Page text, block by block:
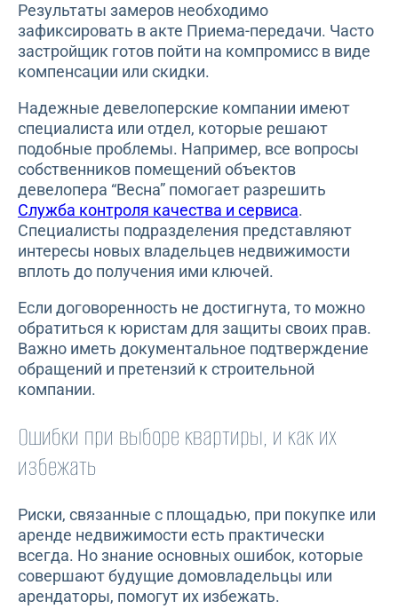
Результаты замеров необходимо
зафиксировать в акте Приема-передачи. Часто
застройщик готов пойти на компромисс в виде
компенсации или скидки.
Надежные девелоперские компании имеют
специалиста или отдел, которые решают
подобные проблемы. Например, все вопросы
собственников помещений объектов
девелопера “Весна” помогает разрешить
Служба контроля качества и сервиса.
Специалисты подразделения представляют
интересы новых владельцев недвижимости
вплоть до получения ими ключей.
Если договоренность не достигнута, то можно
обратиться к юристам для защиты своих прав.
Важно иметь документальное подтверждение
обращений и претензий к строительной
компании.
Ошибки при выборе квартиры, и как их
избежать
Риски, связанные с площадью, при покупке или
аренде недвижимости есть практически
всегда. Но знание основных ошибок, которые
совершают будущие домовладельцы или
арендаторы, помогут их избежать.